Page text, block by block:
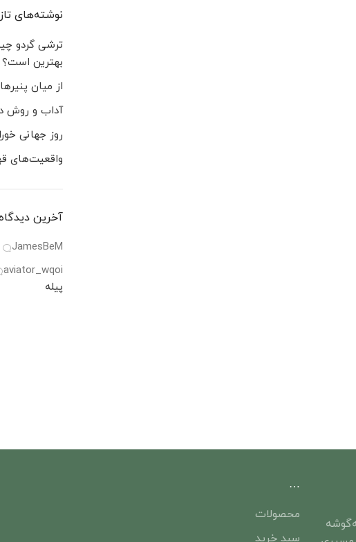
نوشته‌های
ترشی گردو
بهترین است؟
از میان
آداب و روش
روز جهانی
واقعیت‌های
آخرین
JamesBeM
aviator_wqoi
پیله
…
محصولات
سبد خرید